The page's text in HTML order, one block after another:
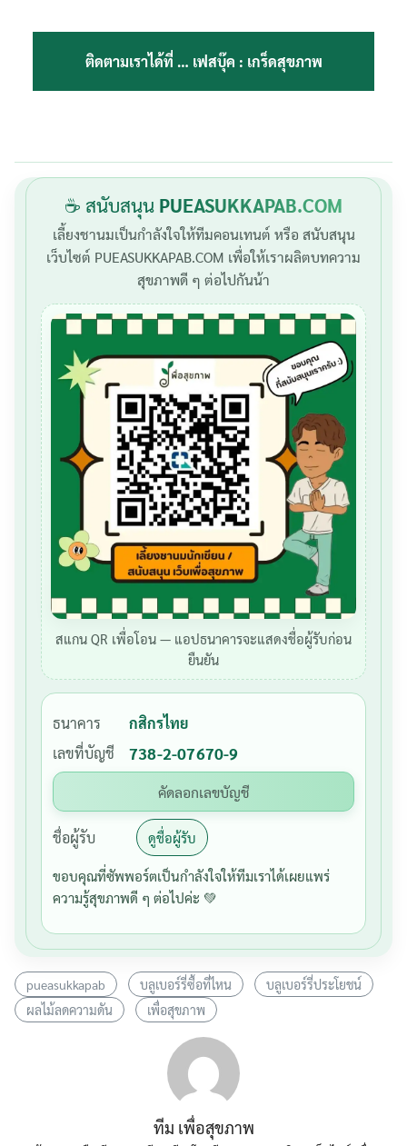
Search
Search
ติดตามเราได้ที่ … เฟสบุ๊ค : เกร็ดสุขภาพ
☕ สนับสนุน PUEASUKKAPAB.COM
เลี้ยงชานมเป็นกำลังใจให้ทีมคอนเทนต์ หรือ สนับสนุน
เว็บไซต์ PUEASUKKAPAB.COM เพื่อให้เราผลิตบทความ
สุขภาพดี ๆ ต่อไปกันน้า
สแกน QR เพื่อโอน — แอปธนาคารจะแสดงชื่อผู้รับก่อน
ยืนยัน
ธนาคาร
กสิกรไทย
เลขที่บัญชี
738-2-07670-9
คัดลอกเลขบัญชี
ชื่อผู้รับ ดูชื่อผู้รับ
ขอบคุณที่ซัพพอร์ตเป็นกำลังใจให้ทีมเราได้เผยแพร่
ความรู้สุขภาพดี ๆ ต่อไปค่ะ 💚
pueasukkapab บลูเบอร์รี่ซื้อที่ไหน
บลูเบอร์รี่ประโยชน์
ผลไม้ลดความดัน
เพื่อสุขภาพ
ทีม เพื่อสุขภาพ